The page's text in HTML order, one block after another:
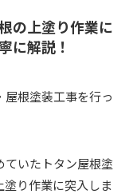
の上塗り作業に
に解説！
根塗装工事を行っ
いたトタン屋根塗
り作業に突入しま